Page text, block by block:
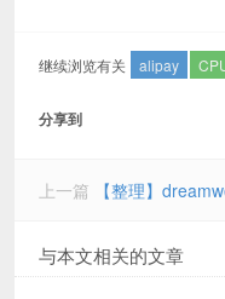
继续浏览有关 alipay
分享到
上一篇 【整理】
与本文相关的文章